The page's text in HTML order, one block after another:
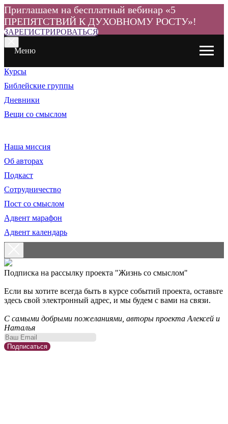
Приглашаем на бесплатный вебинар «5
ПРЕПЯТСТВИЙ К ДУХОВНОМУ РОСТУ»!
ЗАРЕГИСТРИРОВАТЬСЯ
Меню
Курсы
Библейские группы
Дневники
Вещи со смыслом
Наша миссия
Об авторах
Подкаст
Сотрудничество
Пост со смыслом
Адвент марафон
Адвент календарь
Подписка на рассылку проекта "Жизнь со смыслом"
Если вы хотите всегда быть в курсе событий проекта, оставьте
здесь свой электронный адрес, и мы будем с вами на связи.
С самыми добрыми пожеланиями, авторы проекта Алексей и
Наталья
Подписаться